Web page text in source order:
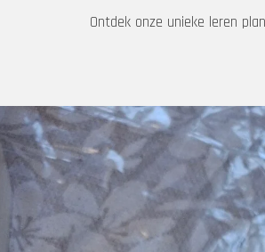
Ontdek onze unieke leren